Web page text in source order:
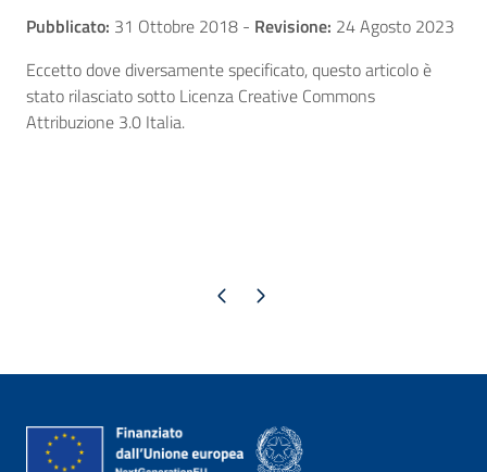
Pubblicato: 31 Ottobre 2018 - Revisione: 24 Agosto 2023
Eccetto dove diversamente specificato, questo articolo è
stato rilasciato sotto Licenza Creative Commons
Attribuzione 3.0 Italia.
Pagina precedente
Pagina successiva